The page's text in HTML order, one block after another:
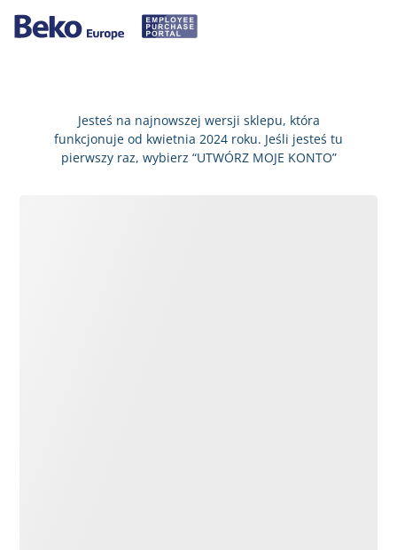
Jesteś na najnowszej wersji sklepu, która
funkcjonuje od kwietnia 2024 roku. Jeśli jesteś tu
pierwszy raz, wybierz “UTWÓRZ MOJE KONTO”